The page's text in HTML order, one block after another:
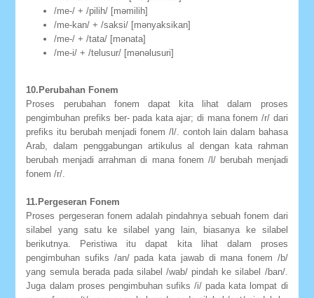
/me-/ + /pilih/ [məmilih]
/me-kan/ + /saksi/ [mənyaksikan]
/me-/ + /tata/ [mənata]
/me-i/ + /telusur/ [mənəlusuri]
10.Perubahan Fonem
Proses perubahan fonem dapat kita lihat dalam proses
pengimbuhan prefiks ber- pada kata ajar; di mana fonem /r/ dari
prefiks itu berubah menjadi fonem /l/. contoh lain dalam bahasa
Arab, dalam penggabungan artikulus al dengan kata rahman
berubah menjadi arrahman di mana fonem /l/ berubah menjadi
fonem /r/.
11.Pergeseran Fonem
Proses pergeseran fonem adalah pindahnya sebuah fonem dari
silabel yang satu ke silabel yang lain, biasanya ke silabel
berikutnya. Peristiwa itu dapat kita lihat dalam proses
pengimbuhan sufiks /an/ pada kata jawab di mana fonem /b/
yang semula berada pada silabel /wab/ pindah ke silabel /ban/.
Juga dalam proses pengimbuhan sufiks /i/ pada kata lompat di